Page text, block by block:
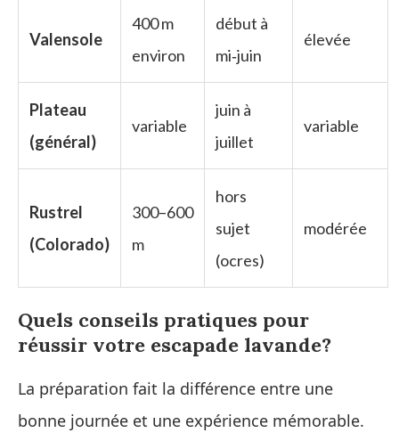
Valensole
400 m
environ
début à
mi‑juin
élevée
Plateau
(général)
variable
juin à
juillet
variable
Rustrel
(Colorado)
300–600
m
hors
sujet
(ocres)
modérée
Quels conseils pratiques pour
réussir votre escapade lavande?
La préparation fait la différence entre une
bonne journée et une expérience mémorable.